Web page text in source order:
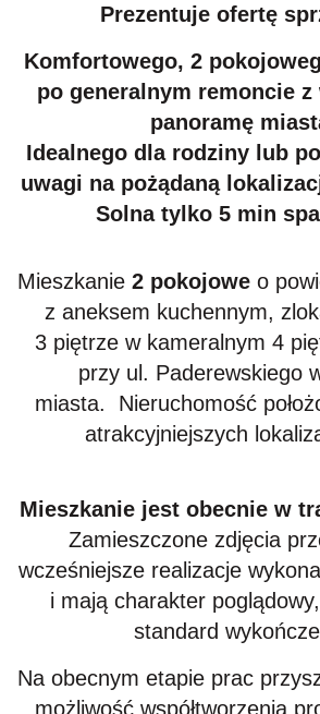
Prezentuje ofertę
Komfortowego, 2
po generalnym remoncie
panoramę
Idealnego dla rodziny lub
uwagi na pożądaną
Solna tylko 5 min
Mieszkanie 2 pokojowe o
z aneksem kuchennym,
3 piętrze w kameralnym 4
przy ul. Paderewskiego
miasta. Nieruchomość
atrakcyjniejszych
Mieszkanie jest obecnie w
Zamieszczone zdjęcia
wcześniejsze realizacje
i mają charakter
standard
Na obecnym etapie prac
możliwość współtworzenia